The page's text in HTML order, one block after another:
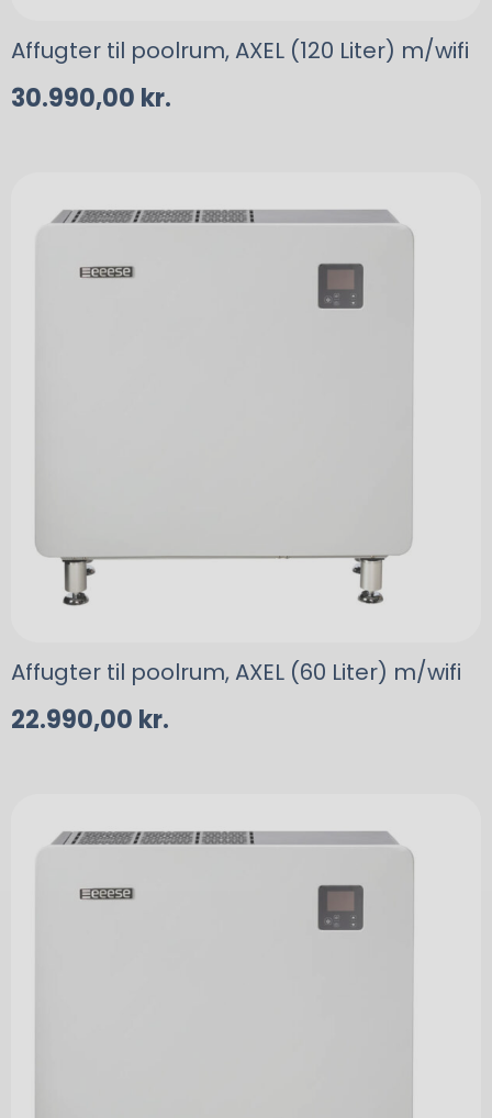
Affugter til poolrum, AXEL (120 Liter) m/wifi
30.990,00 kr.
Affugter til poolrum, AXEL (60 Liter) m/wifi
22.990,00 kr.